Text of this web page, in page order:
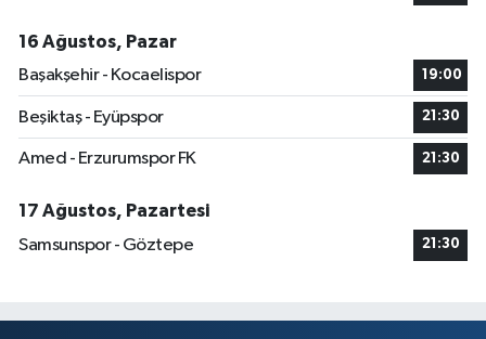
16 Ağustos, Pazar
Başakşehir - Kocaelispor
19:00
Beşiktaş - Eyüpspor 21:30
Amed - Erzurumspor FK 21:30
17 Ağustos, Pazartesi
Samsunspor - Göztepe
21:30